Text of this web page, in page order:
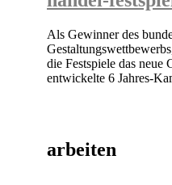
Als Gewinner des
die Festspiele das neue
entwickelte 6 Jahres-
arbeiten